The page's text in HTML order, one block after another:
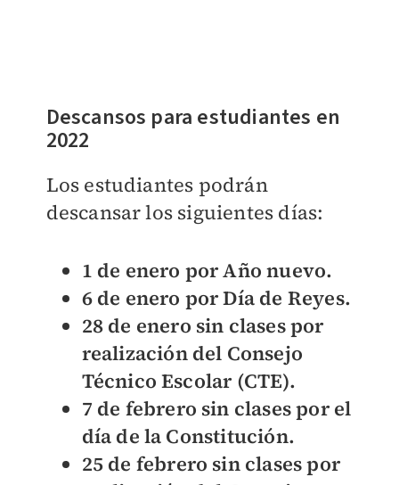
Descansos para estudiantes en
2022
Los estudiantes podrán
descansar los siguientes días:
1 de enero por Año nuevo.
6 de enero por Día de Reyes.
28 de enero sin clases por
realización del Consejo
Técnico Escolar (CTE).
7 de febrero sin clases por el
día de la Constitución.
25 de febrero sin clases por